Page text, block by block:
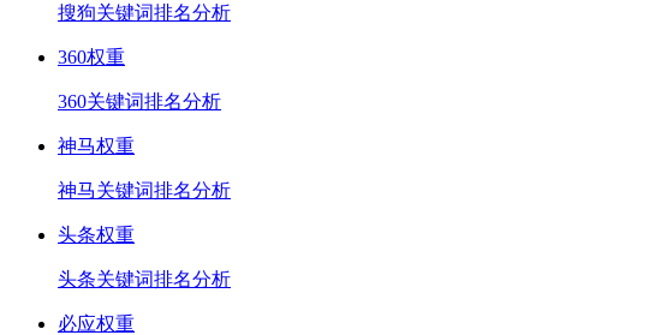
搜狗关键词排名分析
360权重
360关键词排名分析
神马权重
神马关键词排名分析
头条权重
头条关键词排名分析
必应权重